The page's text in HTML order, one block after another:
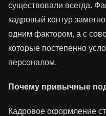
существовали всегда.
кадровый контур
одним фактором, а с
которые постепенно
персоналом.
Почему привычные
Кадровое оформление